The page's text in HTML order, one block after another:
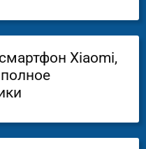
Xiaomi,